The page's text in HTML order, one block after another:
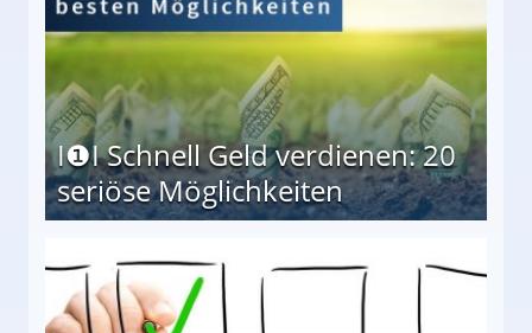
I❶I Schnell Geld verdienen: 20
seriöse Möglichkeiten